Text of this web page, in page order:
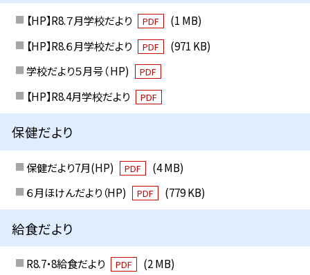
【HP】R8.７月学校だより PDF
(1 MB)
【HP】R8.６月学校だより
PDF
(971 KB)
学校だより５月号（ HP)
PDF
【HP】R8.4月学校だより PDF
保健だより
保健だより7月(HP) PDF
(4 MB)
６月ほけんだより（HP)
PDF (779 KB)
給食だより
R8.7・8給食だより PDF
(2 MB)